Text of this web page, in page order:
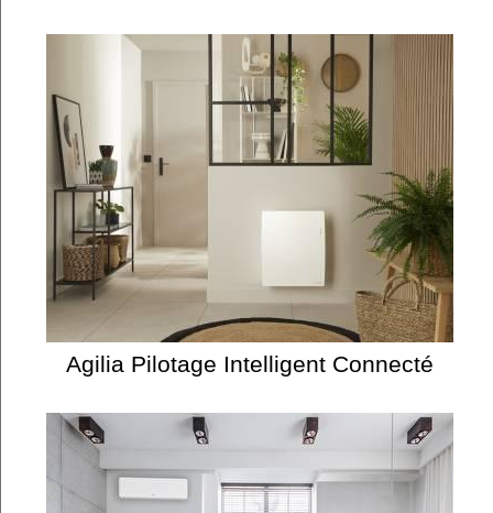
Agilia Pilotage Intelligent Connecté